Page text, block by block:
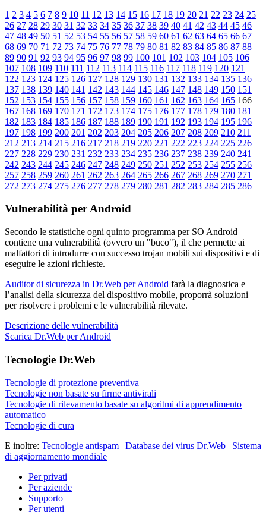
1 2 3 4 5 6 7 8 9 10 11 12 13 14 15 16 17 18 19 20 21 22 23 24 25
26 27 28 29 30 31 32 33 34 35 36 37 38 39 40 41 42 43 44 45 46
47 48 49 50 51 52 53 54 55 56 57 58 59 60 61 62 63 64 65 66 67
68 69 70 71 72 73 74 75 76 77 78 79 80 81 82 83 84 85 86 87 88
89 90 91 92 93 94 95 96 97 98 99 100 101 102 103 104 105 106
107 108 109 110 111 112 113 114 115 116 117 118 119 120 121
122 123 124 125 126 127 128 129 130 131 132 133 134 135 136
137 138 139 140 141 142 143 144 145 146 147 148 149 150 151
152 153 154 155 156 157 158 159 160 161 162 163 164 165 166
167 168 169 170 171 172 173 174 175 176 177 178 179 180 181
182 183 184 185 186 187 188 189 190 191 192 193 194 195 196
197 198 199 200 201 202 203 204 205 206 207 208 209 210 211
212 213 214 215 216 217 218 219 220 221 222 223 224 225 226
227 228 229 230 231 232 233 234 235 236 237 238 239 240 241
242 243 244 245 246 247 248 249 250 251 252 253 254 255 256
257 258 259 260 261 262 263 264 265 266 267 268 269 270 271
272 273 274 275 276 277 278 279 280 281 282 283 284 285 286
Vulnerabilità per Android
Secondo le statistiche ogni quinto programma per SO Android
contiene una vulnerabilità (ovvero un "buco"), il che permette ai
malfattori di introdurre con successo trojan mobili sui dispositivi e di
eseguire le azioni richieste.
Auditor di sicurezza in Dr.Web per Android farà la diagnostica e
l’analisi della sicurezza del dispositivo mobile, proporrà soluzioni
per risolvere i problemi e le vulnerabilità rilevate.
Descrizione delle vulnerabilità
Scarica Dr.Web per Android
Tecnologie Dr.Web
Tecnologie di protezione preventiva
Tecnologie non basate su firme antivirali
Tecnologie di rilevamento basate su algoritmi di apprendimento
automatico
Tecnologie di cura
E inoltre: Tecnologie antispam | Database dei virus Dr.Web | Sistema
di aggiornamento mondiale
Per privati
Per aziende
Supporto
Per utenti